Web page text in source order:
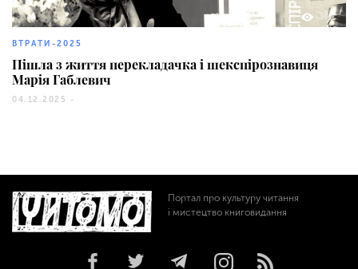
161
ВТРАТИ-2025
Пішла з життя перекладачка і шекспірознавиця
Марія Габлевич
04.12.2025 -
Портал про культуру читання
і мистецтво книговидання